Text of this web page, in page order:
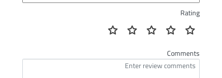
Rating
Comments